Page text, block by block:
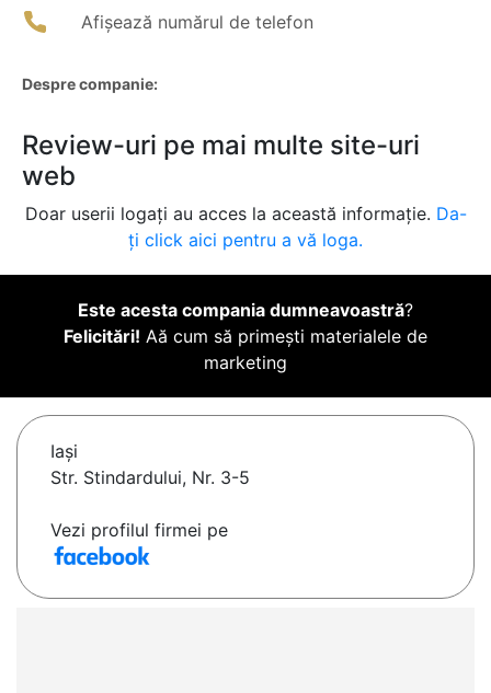
Afișează numărul de telefon
Despre companie:
Review-uri pe mai multe site-uri
web
Doar userii logați au acces la această informație. Da-
ți click aici pentru a vă loga.
Este acesta compania dumneavoastră?
Felicitări! Aă cum să primești materialele de
marketing
Iaşi
Str. Stindardului, Nr. 3-5
Vezi profilul firmei pe